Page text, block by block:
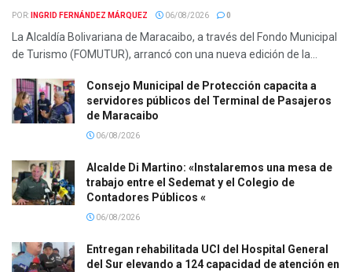
POR: INGRID FERNÁNDEZ MÁRQUEZ 06/08/2026 0
La Alcaldía Bolivariana de Maracaibo, a través del Fondo Municipal
de Turismo (FOMUTUR), arrancó con una nueva edición de la...
Consejo Municipal de Protección capacita a
servidores públicos del Terminal de Pasajeros
de Maracaibo
06/08/2026
Alcalde Di Martino: «Instalaremos una mesa de
trabajo entre el Sedemat y el Colegio de
Contadores Públicos «
06/08/2026
Entregan rehabilitada UCI del Hospital General
del Sur elevando a 124 capacidad de atención en